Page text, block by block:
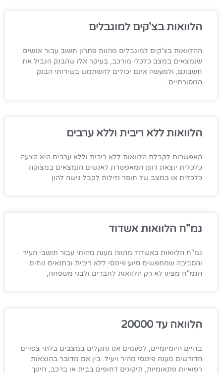
הלוואות בצ'קים למוגבלים
ההלוואות בצ'קים למוגבלים מהוות פתרון חשוב עבור אנשים
שנמצאים במצב כלכלי מורכב, בעיקר אלו שהבנק הגביל את
חשבונם, ולמעשה אינם יכולים להשתמש בשירותי הבנק
המסורתיים.
הלוואות ללא ריבית וללא ערבים
האפשרות לקבלת הלוואות ללא ריבית וללא ערבים היא הצעה
כלכלית יוצאת דופן המאפשרת לאנשים הנמצאים במצוקה
כלכלית או במצב של חוסר נזילות לקבל גישה להון
גמ"ח הלוואות אשדוד
גמ"ח הלוואות באשדוד מהווה מענה מהותי עבור תושבי העיר
והסביבה שמחפשים סיוע פיננסי ללא ריבית ובתנאים נוחים.
הגמ"ח מציע לא רק הלוואות לחברים ולבני משפחה,
הלוואה עד 20000
בחיים היומיומיים, לפעמים אנו נתקלים במצבים בלתי צפויים
הדורשים מענה פיננסי מהיר ויעיל. בין אם מדובר בהוצאות
רפואיות פתאומיות, תיקונים דחופים בבית או ברכב, חינוך